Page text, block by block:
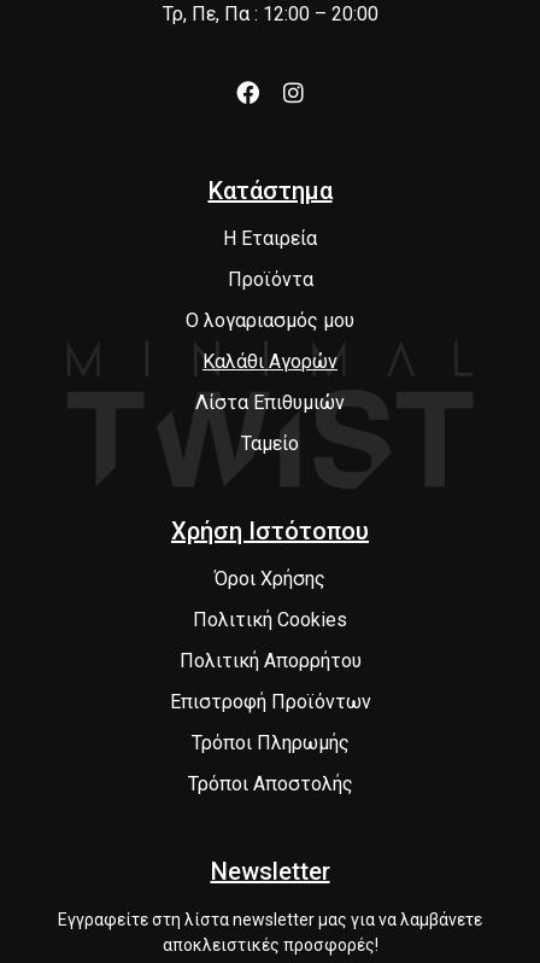
Τρ, Πε, Πα : 12:00 – 20:00
Κατάστημα
Η Εταιρεία
Προϊόντα
Ο λογαριασμός μου
Καλάθι Αγορών
Λίστα Επιθυμιών
Ταμείο
Χρήση Ιστότοπου
Όροι Χρήσης
Πολιτική Cookies
Πολιτική Απορρήτου
Επιστροφή Προϊόντων
Τρόποι Πληρωμής
Τρόποι Αποστολής
Newsletter
Εγγραφείτε στη λίστα newsletter μας για να λαμβάνετε
αποκλειστικές προσφορές!